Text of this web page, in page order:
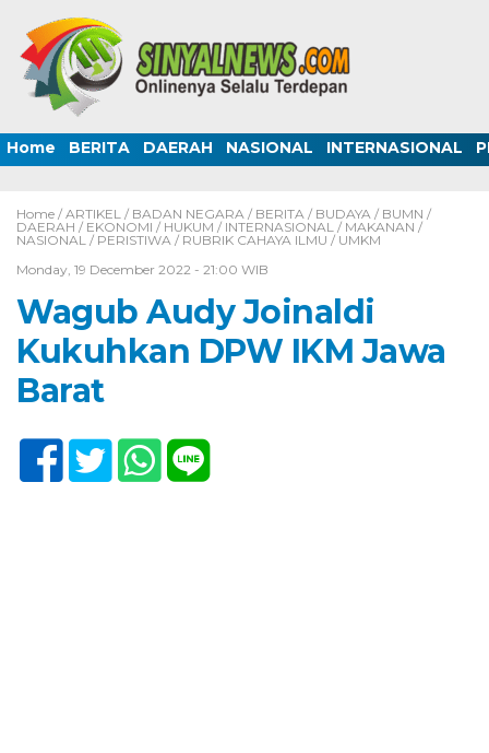
Home BERITA DAERAH NASIONAL INTERNASIONAL
Home / ARTIKEL / BADAN NEGARA / BERITA / BUDAYA / BUMN /
DAERAH / EKONOMI / HUKUM / INTERNASIONAL / MAKANAN /
NASIONAL / PERISTIWA / RUBRIK CAHAYA ILMU / UMKM
Monday, 19 December 2022 - 21:00 WIB
Wagub Audy Joinaldi
Kukuhkan DPW IKM Jawa
Barat